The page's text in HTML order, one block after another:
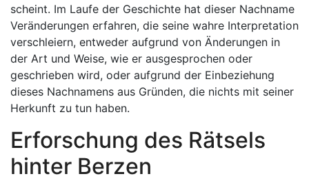
scheint. Im Laufe der Geschichte hat dieser Nachname
Veränderungen erfahren, die seine wahre Interpretation
verschleiern, entweder aufgrund von Änderungen in
der Art und Weise, wie er ausgesprochen oder
geschrieben wird, oder aufgrund der Einbeziehung
dieses Nachnamens aus Gründen, die nichts mit seiner
Herkunft zu tun haben.
Erforschung des Rätsels
hinter Berzen